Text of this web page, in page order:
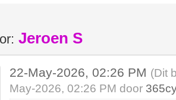
Jeroen S
22-May-2026, 02:26 PM (Dit
May-2026, 02:26 PM door